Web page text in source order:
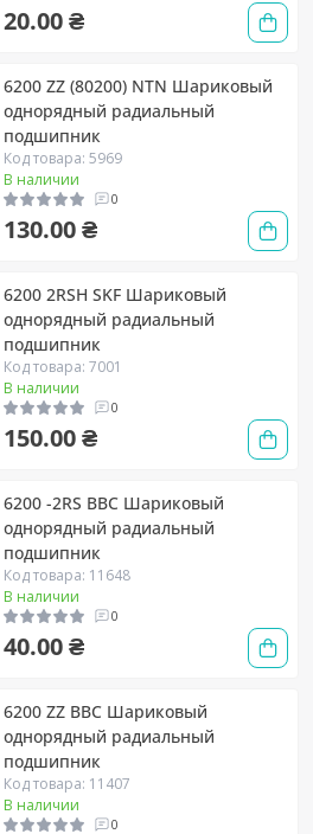
20.00 ₴
6200 ZZ (80200) NTN Шариковый
однорядный радиальный
подшипник
Код товара: 5969
В наличии
0
130.00 ₴
6200 2RSH SKF Шариковый
однорядный радиальный
подшипник
Код товара: 7001
В наличии
0
150.00 ₴
6200 -2RS BBC Шариковый
однорядный радиальный
подшипник
Код товара: 11648
В наличии
0
40.00 ₴
6200 ZZ BBC Шариковый
однорядный радиальный
подшипник
Код товара: 11407
В наличии
0